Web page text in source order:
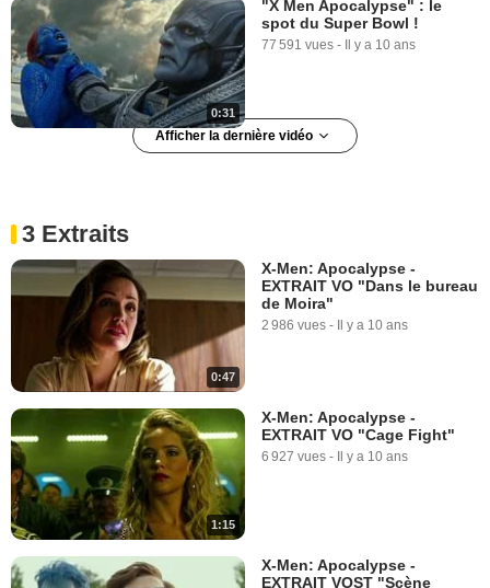
0:31
"X Men Apocalypse" : le
spot du Super Bowl !
77 591 vues - Il y a 10 ans
Afficher la dernière vidéo
3 Extraits
0:47
X-Men: Apocalypse -
EXTRAIT VO "Dans le bureau
de Moira"
2 986 vues - Il y a 10 ans
1:15
X-Men: Apocalypse -
EXTRAIT VO "Cage Fight"
6 927 vues - Il y a 10 ans
X-Men: Apocalypse -
EXTRAIT VOST "Scène